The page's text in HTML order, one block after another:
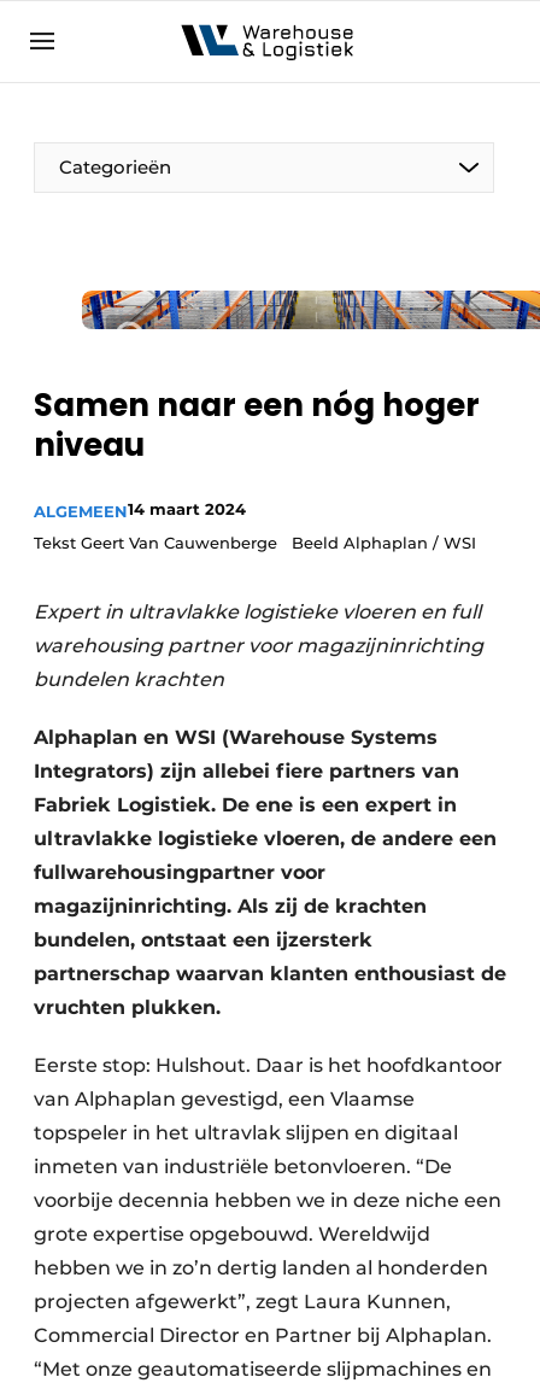
NL EN
Categorieën
Samen naar een nóg hoger
niveau
ALGEMEEN14 maart 2024
Tekst Geert Van Cauwenberge Beeld Alphaplan / WSI
Expert in ultravlakke logistieke vloeren en full
warehousing partner voor magazijninrichting
bundelen krachten
Alphaplan en WSI (Warehouse Systems
Integrators) zijn allebei fiere partners van
Fabriek Logistiek. De ene is een expert in
ultravlakke logistieke vloeren, de andere een
fullwarehousingpartner voor
magazijninrichting. Als zij de krachten
bundelen, ontstaat een ijzersterk
partnerschap waarvan klanten enthousiast de
vruchten plukken.
Eerste stop: Hulshout. Daar is het hoofdkantoor
van Alphaplan gevestigd, een Vlaamse
topspeler in het ultravlak slijpen en digitaal
inmeten van industriële betonvloeren. “De
voorbije decennia hebben we in deze niche een
grote expertise opgebouwd. Wereldwijd
hebben we in zo’n dertig landen al honderden
projecten afgewerkt”, zegt Laura Kunnen,
Commercial Director en Partner bij Alphaplan.
“Met onze geautomatiseerde slijpmachines en